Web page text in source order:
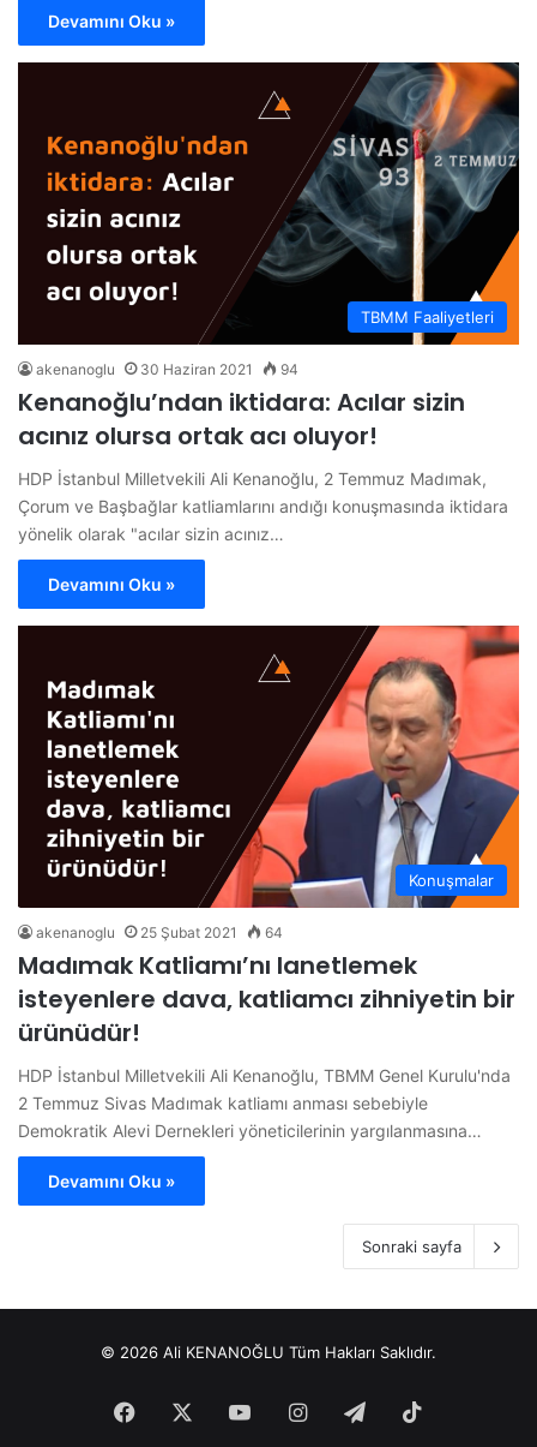
Devamını Oku »
TBMM Faaliyetleri
akenanoglu 30 Haziran 2021 94
Kenanoğlu’ndan iktidara: Acılar sizin
acınız olursa ortak acı oluyor!
HDP İstanbul Milletvekili Ali Kenanoğlu, 2 Temmuz Madımak,
Çorum ve Başbağlar katliamlarını andığı konuşmasında iktidara
yönelik olarak "acılar sizin acınız…
Devamını Oku »
Konuşmalar
akenanoglu 25 Şubat 2021 64
Madımak Katliamı’nı lanetlemek
isteyenlere dava, katliamcı zihniyetin bir
ürünüdür!
HDP İstanbul Milletvekili Ali Kenanoğlu, TBMM Genel Kurulu'nda
2 Temmuz Sivas Madımak katliamı anması sebebiyle
Demokratik Alevi Dernekleri yöneticilerinin yargılanmasına…
Devamını Oku »
Sonraki sayfa
© 2026 Ali KENANOĞLU Tüm Hakları Saklıdır.
Facebook YouTubeInstagram
Telegram